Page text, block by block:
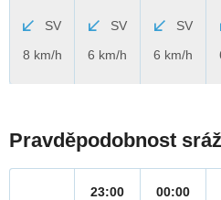
SV
8 km/h
SV
6 km/h
SV
6 km/h
Pravděpodobnost
23:00
00:00